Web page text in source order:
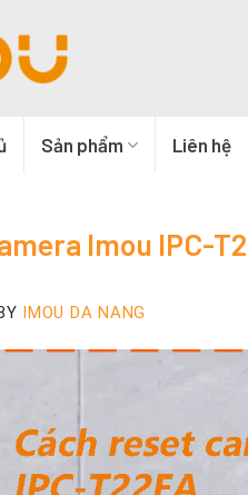
Sản phẩm Liên hệ
Imou IPC-
IMOU DA NANG